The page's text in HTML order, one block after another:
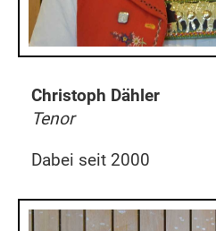
Christoph Dähler
Tenor
Dabei seit 2000